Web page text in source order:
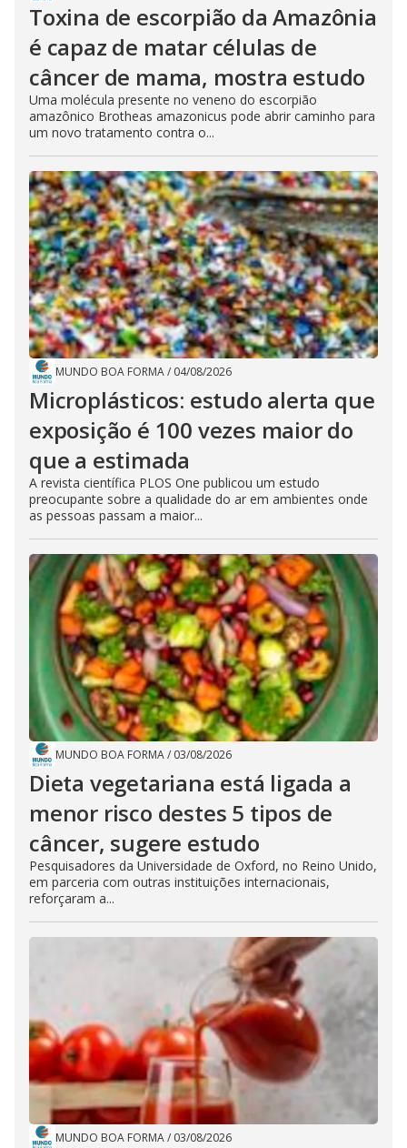
Toxina de escorpião da Amazônia
é capaz de matar células de
câncer de mama, mostra estudo
Uma molécula presente no veneno do escorpião
amazônico Brotheas amazonicus pode abrir caminho para
um novo tratamento contra o...
MUNDO BOA FORMA/ 04/08/2026
Microplásticos: estudo alerta que
exposição é 100 vezes maior do
que a estimada
A revista científica PLOS One publicou um estudo
preocupante sobre a qualidade do ar em ambientes onde
as pessoas passam a maior...
MUNDO BOA FORMA/ 03/08/2026
Dieta vegetariana está ligada a
menor risco destes 5 tipos de
câncer, sugere estudo
Pesquisadores da Universidade de Oxford, no Reino Unido,
em parceria com outras instituições internacionais,
reforçaram a...
MUNDO BOA FORMA/ 03/08/2026